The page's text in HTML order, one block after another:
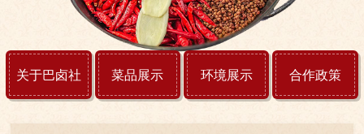
关于巴卤社 菜品展示 环境展示 合作政策